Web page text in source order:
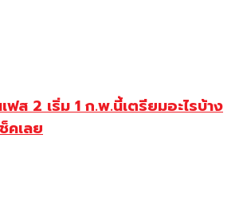
ฟส 2 เริ่ม 1 ก.พ.นี้เตรียมอะไรบ้าง
คเลย